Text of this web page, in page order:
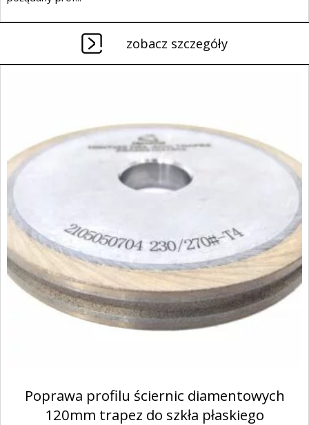
zobacz szczegóły
Poprawa profilu ściernic diamentowych
120mm trapez do szkła płaskiego